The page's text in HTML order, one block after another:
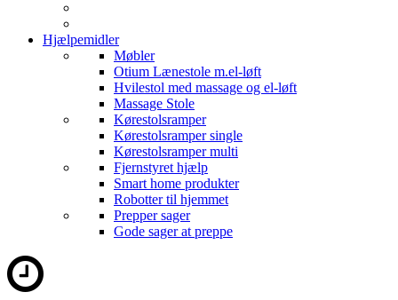
Hjælpemidler
Møbler
Otium Lænestole m.el-løft
Hvilestol med massage og el-løft
Massage Stole
Kørestolsramper
Kørestolsramper single
Kørestolsramper multi
Fjernstyret hjælp
Smart home produkter
Robotter til hjemmet
Prepper sager
Gode sager at preppe